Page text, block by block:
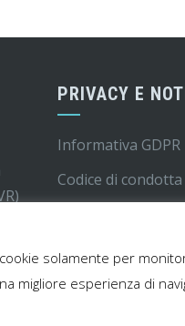
PRIVACY E
Informativa GDPR
Codice di
Modello MOG
Cookies Policy
Note legali
solamente per
migliore esperienza di